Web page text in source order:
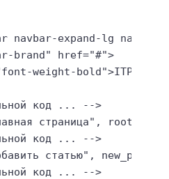
navbar-expand-lg
brand" href="#">
weight-
код ... -->
страница", root_path
код ... -->
статью",
код ... -->